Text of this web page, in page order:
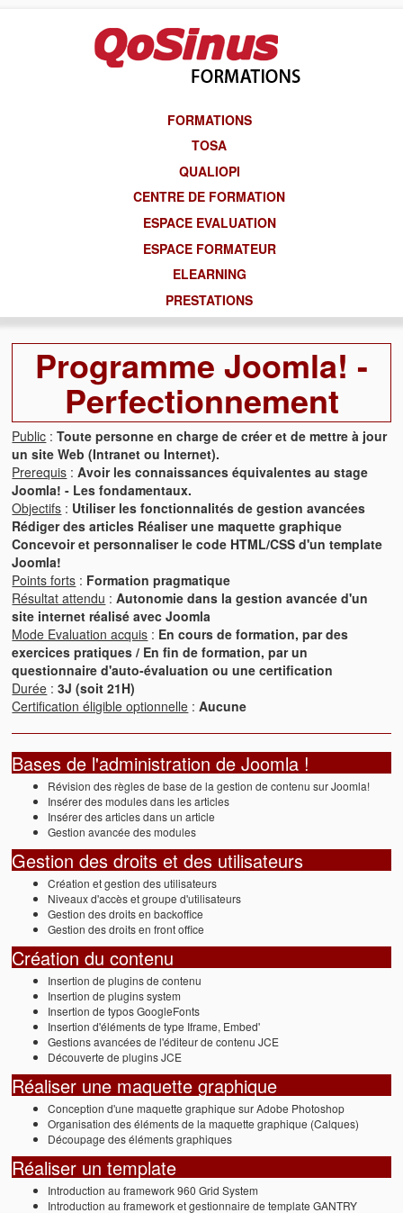
FORMATIONS
TOSA
QUALIOPI
CENTRE DE FORMATION
ESPACE EVALUATION
ESPACE FORMATEUR
ELEARNING
PRESTATIONS
Programme Joomla! -
Perfectionnement
Public :Toute personne en charge de créer et de mettre à jour
un site Web (Intranet ou Internet).
Prerequis :Avoir les connaissances équivalentes au stage
Joomla! - Les fondamentaux.
Objectifs : Utiliser les fonctionnalités de gestion avancées
Rédiger des articles Réaliser une maquette graphique
Concevoir et personnaliser le code HTML/CSS d'un template
Joomla!
Points forts : Formation pragmatique
Résultat attendu :Autonomie dans la gestion avancée d'un
site internet réalisé avec Joomla
Mode Evaluation acquis : En cours de formation, par des
exercices pratiques / En fin de formation, par un
questionnaire d'auto-évaluation ou une certification
Durée :3J (soit 21H)
Certification éligible optionnelle :Aucune
Bases de l'administration de Joomla !
Révision des règles de base de la gestion de contenu sur Joomla!
Insérer des modules dans les articles
Insérer des articles dans un article
Gestion avancée des modules
Gestion des droits et des utilisateurs
Création et gestion des utilisateurs
Niveaux d'accès et groupe d'utilisateurs
Gestion des droits en backoffice
Gestion des droits en front office
Création du contenu
Insertion de plugins de contenu
Insertion de plugins system
Insertion de typos GoogleFonts
Insertion d'éléments de type Iframe, Embed'
Gestions avancées de l'éditeur de contenu JCE
Découverte de plugins JCE
Réaliser une maquette graphique
Conception d'une maquette graphique sur Adobe Photoshop
Organisation des éléments de la maquette graphique (Calques)
Découpage des éléments graphiques
Réaliser un template
Introduction au framework 960 Grid System
Introduction au framework et gestionnaire de template GANTRY